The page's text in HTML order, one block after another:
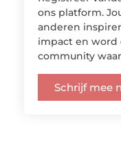
ons platform.
anderen
impact en word
community
Schrijf mee